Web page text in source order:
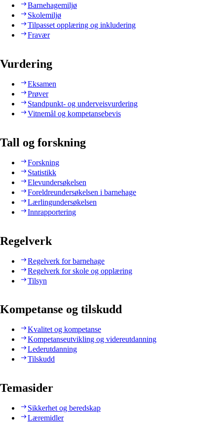
Barnehagemiljø
Skolemiljø
Tilpasset opplæring og inkludering
Fravær
Vurdering
Eksamen
Prøver
Standpunkt- og underveisvurdering
Vitnemål og kompetansebevis
Tall og forskning
Forskning
Statistikk
Elevundersøkelsen
Foreldreundersøkelsen i barnehage
Lærlingundersøkelsen
Innrapportering
Regelverk
Regelverk for barnehage
Regelverk for skole og opplæring
Tilsyn
Kompetanse og tilskudd
Kvalitet og kompetanse
Kompetanseutvikling og videreutdanning
Lederutdanning
Tilskudd
Temasider
Sikkerhet og beredskap
Læremidler